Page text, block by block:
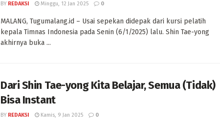
BY REDAKSI Minggu, 12 Jan 2025 0
MALANG, Tugumalang.id – Usai sepekan didepak dari kursi pelatih
kepala Timnas Indonesia pada Senin (6/1/2025) lalu. Shin Tae-yong
akhirnya buka ...
Dari Shin Tae-yong Kita Belajar, Semua (Tidak)
Bisa Instant
BY REDAKSI Kamis, 9 Jan 2025 0